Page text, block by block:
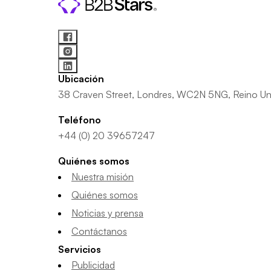
Ubicación
38 Craven Street, Londres, WC2N 5NG, Reino
Teléfono
+44 (0) 20 39657247
Quiénes somos
Nuestra misión
Quiénes somos
Noticias y prensa
Contáctanos
Servicios
Publicidad